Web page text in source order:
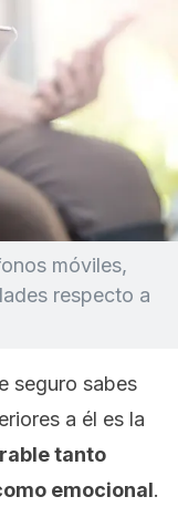
móviles,
respecto a
seguro sabes
a él es la
tanto
emocional.